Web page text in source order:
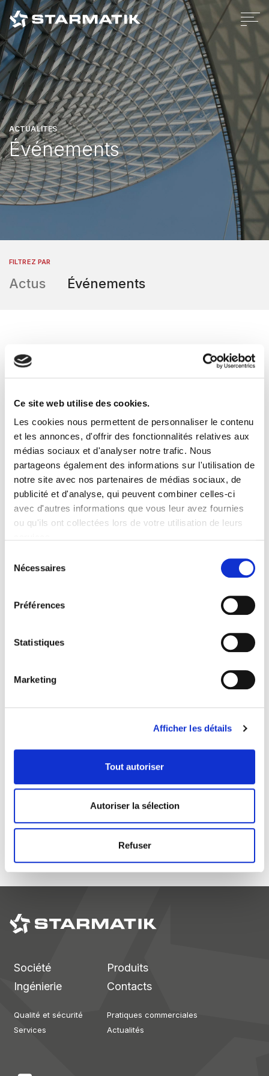
Ce site web utilise des cookies.
Les cookies nous permettent de personnaliser le contenu
et les annonces, d'offrir des fonctionnalités relatives aux
médias sociaux et d'analyser notre trafic. Nous
partageons également des informations sur l'utilisation de
notre site avec nos partenaires de médias sociaux, de
publicité et d'analyse, qui peuvent combiner celles-ci
avec d'autres informations que vous leur avez fournies
ou qu'ils ont collectées lors de votre utilisation de leurs
Nécessaires
Préférences
Statistiques
Marketing
Afficher les détails
Tout autoriser
Autoriser la sélection
Refuser
Cookies Policy Privacy Policy Legal
Code d'ethique
Whistleblowing policy
Credits
ACTUALITÉS
Événements
FILTREZ PAR
Actus Événements
20-23 octobre
EUROBLECH
Approfondir
Société
Produits
Ingénierie
Contacts
Qualité et sécurité
Pratiques commerciales
Services
Actualités